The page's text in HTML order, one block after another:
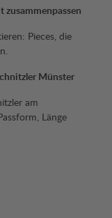
zusammenpassen
Pieces, die
Münster
am
Länge